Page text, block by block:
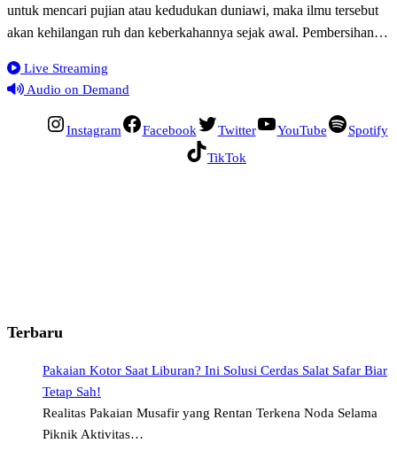
untuk mencari pujian atau kedudukan duniawi, maka ilmu tersebut
akan kehilangan ruh dan keberkahannya sejak awal. Pembersihan…
Live Streaming
Audio on Demand
Instagram Facebook Twitter YouTube
Spotify
TikTok
Terbaru
Pakaian Kotor Saat Liburan? Ini Solusi Cerdas Salat Safar Biar
Tetap Sah!
Realitas Pakaian Musafir yang Rentan Terkena Noda Selama
Piknik Aktivitas…